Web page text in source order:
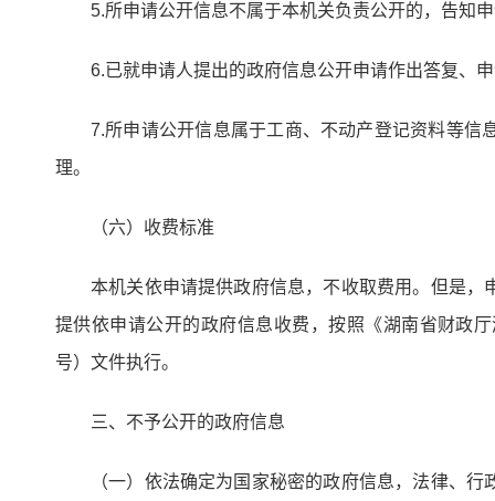
5.所申请公开信息不属于本机关负责公开的，告知
6.已就申请人提出的政府信息公开申请作出答复、
7.所申请公开信息属于工商、不动产登记资料等信
理。
（六）收费标准
本机关依申请提供政府信息，不收取费用。但是
提供依申请公开的政府信息收费，按照《湖南省财政
号）文件执行。
三、不予公开的政府信息
（一）依法确定为国家秘密的政府信息，法律、